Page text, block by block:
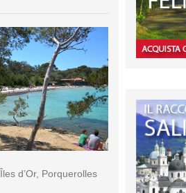
d’Or, Porquerolles